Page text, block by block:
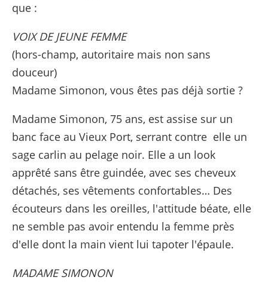
que :
VOIX DE JEUNE FEMME
(hors-champ, autoritaire mais non sans
douceur)
Madame Simonon, vous êtes pas déjà sortie ?
Madame Simonon, 75 ans, est assise sur un
banc face au Vieux Port, serrant contre elle un
sage carlin au pelage noir. Elle a un look
apprêté sans être guindée, avec ses cheveux
détachés, ses vêtements confortables… Des
écouteurs dans les oreilles, l'attitude béate, elle
ne semble pas avoir entendu la femme près
d'elle dont la main vient lui tapoter l'épaule.
MADAME SIMONON